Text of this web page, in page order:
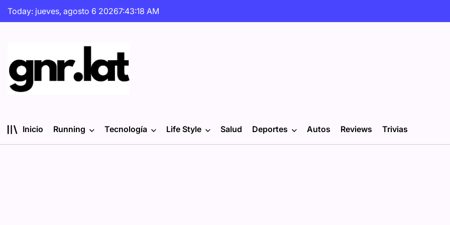
Skip
Today: jueves, agosto 6 20267:43:19 AM
Inicio Running Tecnología Life Style Salud Deportes Autos Reviews Trivias